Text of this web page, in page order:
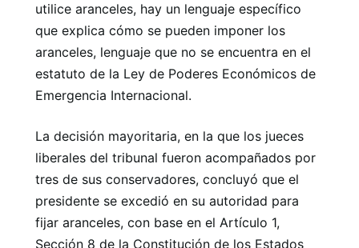
utilice aranceles, hay un lenguaje específico
que explica cómo se pueden imponer los
aranceles, lenguaje que no se encuentra en el
estatuto de la Ley de Poderes Económicos de
Emergencia Internacional.
La decisión mayoritaria, en la que los jueces
liberales del tribunal fueron acompañados por
tres de sus conservadores, concluyó que el
presidente se excedió en su autoridad para
fijar aranceles, con base en el Artículo 1,
Sección 8 de la Constitución de los Estados